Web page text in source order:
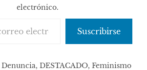
electrónico.
Suscribirse
Denuncia, DESTACADO, Feminismo